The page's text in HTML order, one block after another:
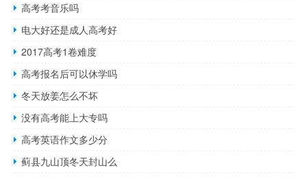
高考考音乐吗
电大好还是成人高考好
2017高考1卷难度
高考报名后可以休学吗
冬天放姜怎么不坏
没有高考能上大专吗
高考英语作文多少分
蓟县九山顶冬天封山么